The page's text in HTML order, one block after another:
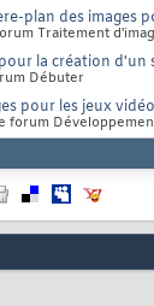
plan des images
Traitement
la création d'un
Débuter
pour les jeux
forum